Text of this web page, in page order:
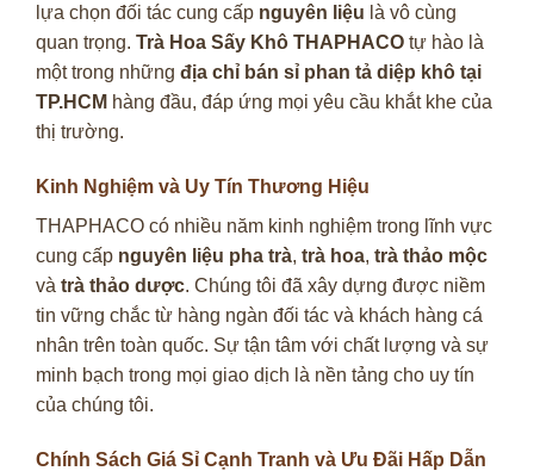
lựa chọn đối tác cung cấp nguyên liệu là vô cùng
quan trọng. Trà Hoa Sấy Khô THAPHACO tự hào là
một trong những địa chỉ bán sỉ phan tả diệp khô tại
TP.HCM hàng đầu, đáp ứng mọi yêu cầu khắt khe của
thị trường.
Kinh Nghiệm và Uy Tín Thương Hiệu
THAPHACO có nhiều năm kinh nghiệm trong lĩnh vực
cung cấp nguyên liệu pha trà, trà hoa, trà thảo mộc
và trà thảo dược. Chúng tôi đã xây dựng được niềm
tin vững chắc từ hàng ngàn đối tác và khách hàng cá
nhân trên toàn quốc. Sự tận tâm với chất lượng và sự
minh bạch trong mọi giao dịch là nền tảng cho uy tín
của chúng tôi.
Chính Sách Giá Sỉ Cạnh Tranh và Ưu Đãi Hấp Dẫn